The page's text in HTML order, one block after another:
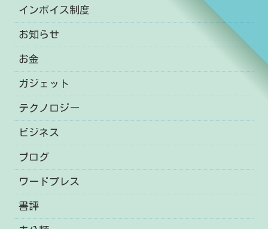
インボイス制度
お知らせ
お金
ガジェット
テクノロジー
ビジネス
ブログ
ワードプレス
書評